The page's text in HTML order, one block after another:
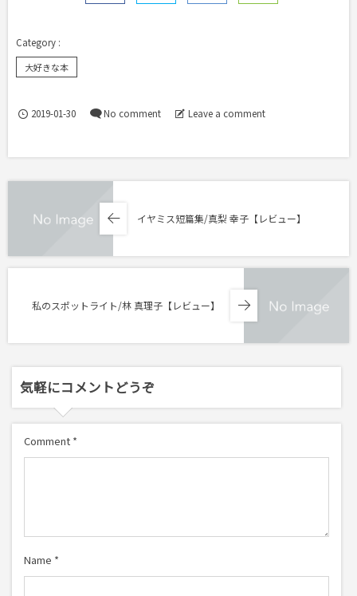
大好きな本
2019-01-30 No comment Leave a comment
イヤミス短篇集/真梨 幸子【レビュー】
私のスポットライト/林 真理子【レビュー】
気軽にコメントどうぞ
Comment *
Name *